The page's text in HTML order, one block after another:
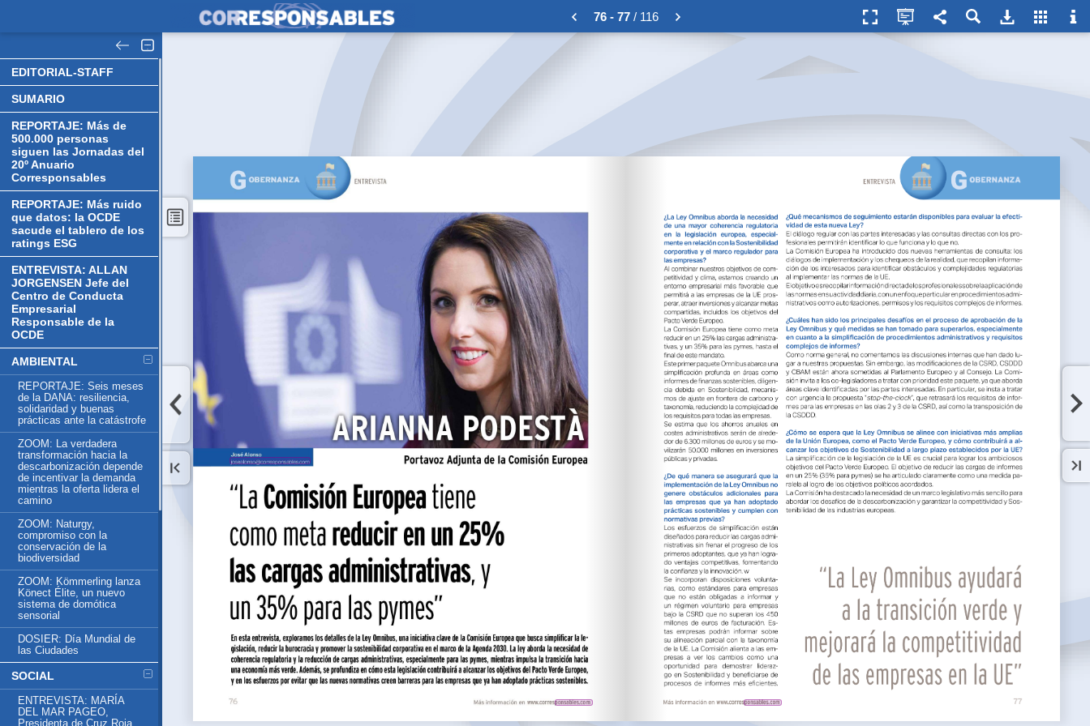
76 - 77 / 116
EDITORIAL-STAFF
SUMARIO
REPORTAJE: Más de
500.000 personas
siguen las Jornadas del
20º Anuario
Corresponsables
REPORTAJE: Más ruido
que datos: la OCDE
sacude el tablero de los
ratings ESG
ENTREVISTA: ALLAN
JORGENSEN Jefe del
Centro de Conducta
Empresarial
Responsable de la
OCDE
AMBIENTAL
REPORTAJE: Seis meses
de la DANA: resiliencia,
solidaridad y buenas
prácticas ante la catástrofe
ZOOM: La verdadera
transformación hacia la
descarbonización depende
de incentivar la demanda
mientras la oferta lidera el
camino
ZOOM: Naturgy,
compromiso con la
conservación de la
biodiversidad
ZOOM: Kömmerling lanza
Könect Élite, un nuevo
sistema de domótica
sensorial
DOSIER: Día Mundial de
las Ciudades
SOCIAL
ENTREVISTA: MARÍA
DEL MAR PAGEO,
Presidenta de Cruz Roja